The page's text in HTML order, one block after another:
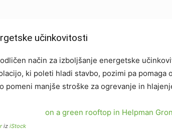
učinkovitosti
način za izboljšanje energetske
ki poleti hladi stavbo, pozimi pa pomaga
pomeni manjše stroške za ogrevanje in
iz iStock